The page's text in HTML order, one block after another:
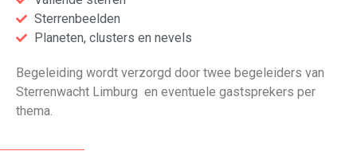
Sterrenbeelden
Planeten, clusters en nevels
Begeleiding wordt verzorgd door twee begeleiders van
Sterrenwacht Limburg en eventuele gastsprekers per
thema.